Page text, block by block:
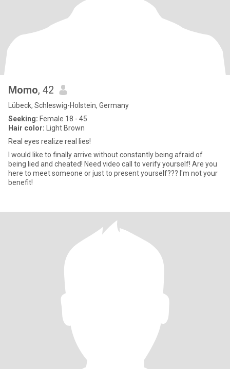
Momo, 42
Lübeck, Schleswig-Holstein, Germany
Seeking: Female 18 - 45
Hair color: Light Brown
Real eyes realize real lies!
I would like to finally arrive without constantly being afraid of
being lied and cheated! Need video call to verify yourself! Are you
here to meet someone or just to present yourself??? I'm not your
benefit!